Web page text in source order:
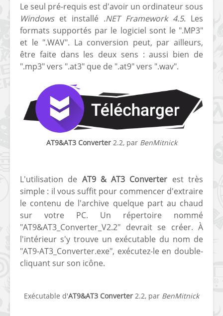
Le seul pré-requis est d'avoir un ordinateur sous
Windowset installé .NET Framework 4.5. Les
formats supportés par le logiciel sont le ".MP3"
et le ".WAV". La conversion peut, par ailleurs,
être faite dans les deux sens : aussi bien de
".mp3" vers ".at3" que de ".at9" vers ".wav".
AT9&AT3 Converter2.2, par BenMitnick
L'utilisation de AT9 & AT3 Converter est très
simple : il vous suffit pour commencer d'extraire
le contenu de l'archive quelque part au chaud
sur votre PC. Un répertoire nommé
"AT9&AT3_Converter_V2.2" devrait se créer. À
l'intérieur s'y trouve un exécutable du nom de
"AT9-AT3_Converter.exe", exécutez-le en double-
cliquant sur son icône.
Exécutable d'AT9&AT3 Converter 2.2, par BenMitnick
KyûHEN, le nouveau
concours de
homebrews
[PSP] Débricker une
désormais
[PS4] TUTO - Hacker
/ Jailbreaker sa PS4
en 6.72
[PS4] Le point sur le
fameux jailbreak pour
6.72 / 7.02
vidéo une flopée de
nouveaux
SX Lite
[3DS]
TUTO -
jouer à
« .CIA »
[PSP]
qui fête